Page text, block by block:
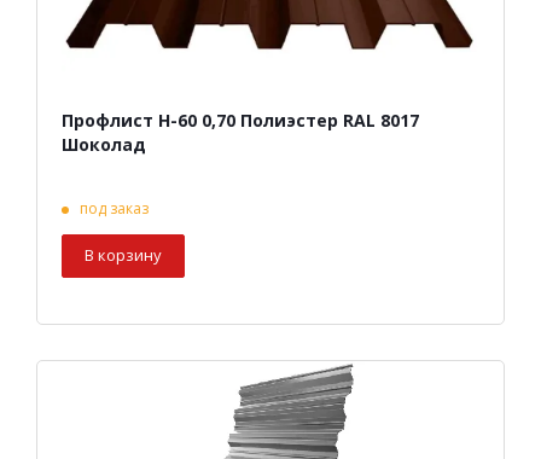
Профлист Н-60 0,70 Полиэстер RAL 8017
Шоколад
под заказ
В корзину